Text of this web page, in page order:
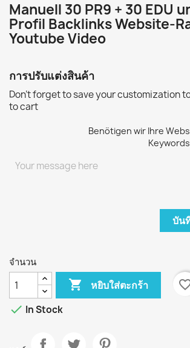
Manuell 30 PR9 + 30 EDU
Profil Backlinks Website-
Youtube Video
การปรับแต่งสินค้า
Don't forget to save your customization
to cart
Benötigen wir Ihre
บัน
จำนวน
 หยิบใส่ตะกร้า
 In Stock